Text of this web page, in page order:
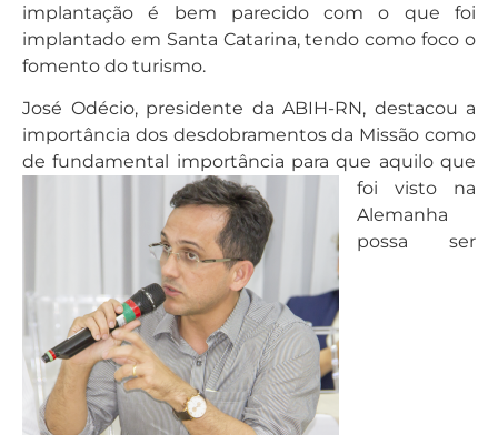
implantação é bem parecido com o que foi
implantado em Santa Catarina, tendo como foco o
fomento do turismo.
José Odécio, presidente da ABIH-RN, destacou a
importância dos desdobramentos da Missão como
de fundamental importância para que aquilo que
foi visto na
Alemanha
possa ser